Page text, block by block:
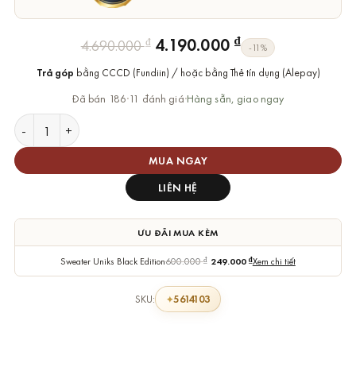
4.690.000₫ Giá
gốc
là:
4.690.000 ₫.
4.190.000 ₫
Giá
hiện
tại
là:
-11%
Trả góp bằng CCCD (Fundiin) / hoặc bằng Thẻ tín dụng (Alepay)
Đã bán 186·11 đánh giá·Hàng sẵn, giao ngay
Dây Chuyền Swarovski Thiên Nga Ombre Grey Iconic Swan
MUA NGAY
LIÊN HỆ
ƯU ĐÃI MUA KÈM
Sweater Uniks Black Edition600.000₫ 249.000 ₫Xem chi tiết
SKU: 5614103